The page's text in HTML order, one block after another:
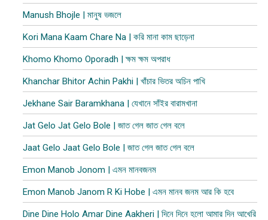
Manush Bhojle | মানুষ ভজলে
Kori Mana Kaam Chare Na | করি মানা কাম ছাড়েনা
Khomo Khomo Oporadh | ক্ষম ক্ষম অপরাধ
Khanchar Bhitor Achin Pakhi | খাঁচার ভিতর অচিন পাখি
Jekhane Sair Baramkhana | যেখানে সাঁইর বারামখানা
Jat Gelo Jat Gelo Bole | জাত গেল জাত গেল বলে
Jaat Gelo Jaat Gelo Bole | জাত গেল জাত গেল বলে
Emon Manob Jonom | এমন মানবজনম
Emon Manob Janom R Ki Hobe | এমন মানব জনম আর কি হবে
Dine Dine Holo Amar Dine Aakheri | দিনে দিনে হলো আমার দিন আখেরি